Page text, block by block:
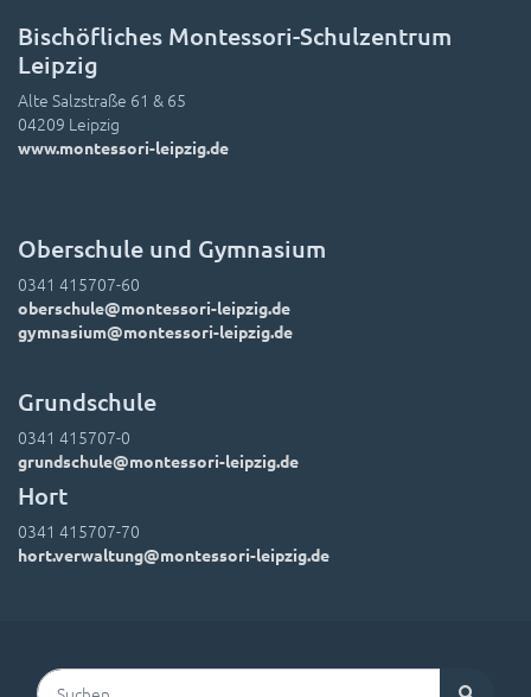
Bischöfliches Montessori-Schulzentrum
Leipzig
Alte Salzstraße 61 & 65
04209 Leipzig
www.montessori-leipzig.de
Oberschule und Gymnasium
0341 415707-60
oberschule@montessori-leipzig.de
gymnasium@montessori-leipzig.de
Grundschule
0341 415707-0
grundschule@montessori-leipzig.de
Hort
0341 415707-70
hort.verwaltung@montessori-leipzig.de
Suchen